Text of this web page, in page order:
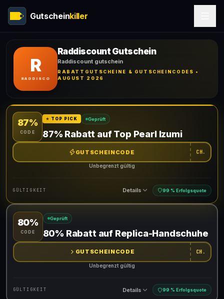
Gutscheinkiller
R
RADDISCO
Raddiscount Gutschein
Raddiscount gutschein
RABATTGUTSCHEINE & GUTSCHEINCODES •
AUGUST 2026
87%
CODE
⭐ TOP PICK Geprüft
87% Rabatt auf Top Pearl Izumi
GUTSCHEINCODE CH.
Unbegrenzt gültig
GÜLTIGKEIT Details 99 % Erfolgsquote
Gültig für teilnehmende Produkte
Gib den Code an der Kasse ein, um den Rabatt zu erhalten
80%
CODE
Geprüft
80% Rabatt auf Replica-Handschuhe
GUTSCHEINCODE CH.
Unbegrenzt gültig
GÜLTIGKEIT Details 99 % Erfolgsquote